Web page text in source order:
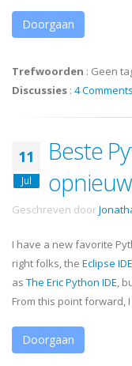
Doorgaan
Trefwoorden : Geen
Discussies : 4 Comments
11
Jul
Beste
Geschreven door
I have a new favorite
right folks, the Eclipse IDE
as The Eric Python IDE,
From this point forward,
Doorgaan